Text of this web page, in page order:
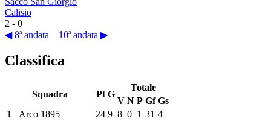
Calisio
2 - 0
◀ 8ª andata
10ª andata ▶
Classifica
Squadra Pt G
Totale
V N P Gf Gs
1
Arco 1895 24 9 8 0 1 31 4